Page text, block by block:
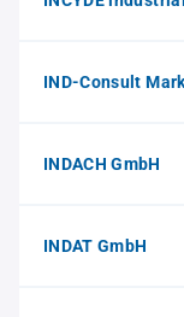
IND-Consult
INDACH GmbH
INDAT GmbH